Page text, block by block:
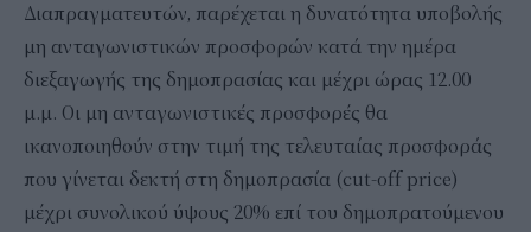
Διαπραγματευτών, παρέχεται η δυνατότητα υποβολής
μη ανταγωνιστικών προσφορών κατά την ημέρα
διεξαγωγής της δημοπρασίας και μέχρι ώρας 12.00
μ.μ. Οι μη ανταγωνιστικές προσφορές θα
ικανοποιηθούν στην τιμή της τελευταίας προσφοράς
που γίνεται δεκτή στη δημοπρασία (cut-off price)
μέχρι συνολικού ύψους 20% επί του δημοπρατούμενου